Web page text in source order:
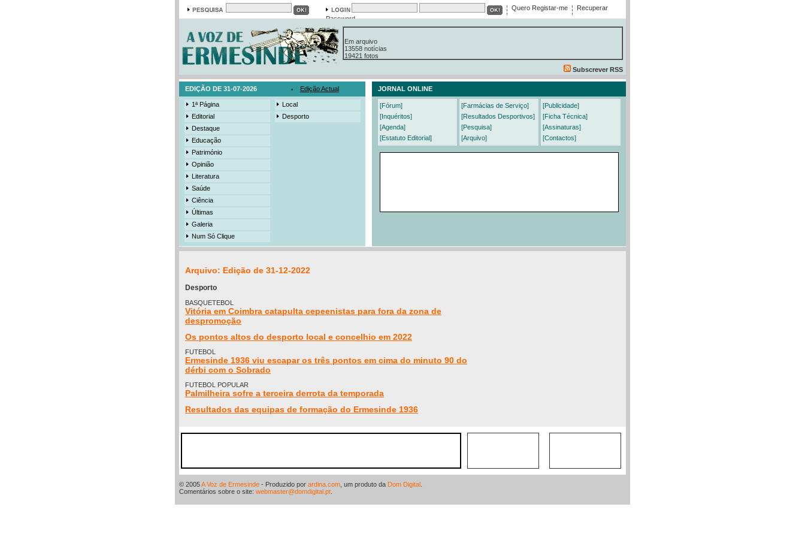
Quero Registar-me
Recuperar
Password
Em arquivo
13558 notícias
19421 fotos
385 edições
Subscrever RSS
EDIÇÃO DE 31-07-2026 Edição Actual JORNAL ONLINE
1ª Página
Editorial
Destaque
Educação
Património
Opinião
Literatura
Saúde
Ciência
Últimas
Galeria
Num Só Clique
Local
Desporto
[Fórum]
[Inquéritos]
[Agenda]
[Estatuto Editorial]
[Farmácias de Serviço]
[Resultados Desportivos]
[Pesquisa]
[Arquivo]
[Publicidade]
[Ficha Técnica]
[Assinaturas]
[Contactos]
Arquivo: Edição de 31-12-2022
Desporto
BASQUETEBOL
Vitória em Coimbra catapulta cepeenistas para fora da zona de
despromoção
Os pontos altos do desporto local e concelhio em 2022
FUTEBOL
Ermesinde 1936 viu escapar os três pontos em cima do minuto 90 do
dérbi com o Sobrado
FUTEBOL POPULAR
Palmilheira sofre a terceira derrota da temporada
Resultados das equipas de formação do Ermesinde 1936
© 2005A Voz de Ermesinde - Produzido por ardina.com , um produto da Dom Digital
Comentários sobre o site: webmaster@domdigital.pt